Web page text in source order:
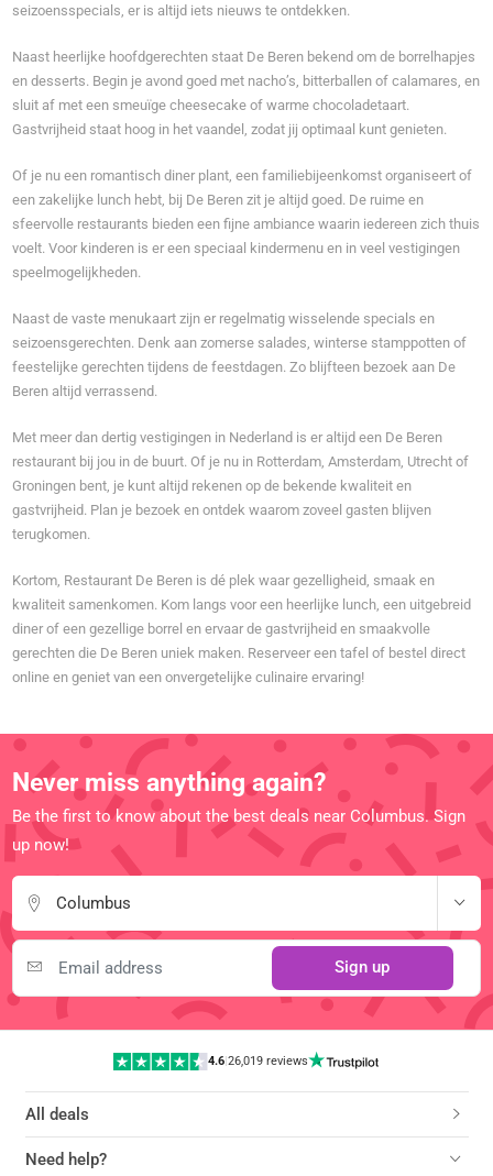
seizoensspecials, er is altijd iets nieuws te ontdekken.
Naast heerlijke hoofdgerechten staat De Beren bekend om de borrelhapjes
en desserts. Begin je avond goed met nacho’s, bitterballen of calamares, en
sluit af met een smeuïge cheesecake of warme chocoladetaart.
Gastvrijheid staat hoog in het vaandel, zodat jij optimaal kunt genieten.
Of je nu een romantisch diner plant, een familiebijeenkomst organiseert of
een zakelijke lunch hebt, bij De Beren zit je altijd goed. De ruime en
sfeervolle restaurants bieden een fijne ambiance waarin iedereen zich thuis
voelt. Voor kinderen is er een speciaal kindermenu en in veel vestigingen
speelmogelijkheden.
Naast de vaste menukaart zijn er regelmatig wisselende specials en
seizoensgerechten. Denk aan zomerse salades, winterse stamppotten of
feestelijke gerechten tijdens de feestdagen. Zo blijfteen bezoek aan De
Beren altijd verrassend.
Met meer dan dertig vestigingen in Nederland is er altijd een De Beren
restaurant bij jou in de buurt. Of je nu in Rotterdam, Amsterdam, Utrecht of
Groningen bent, je kunt altijd rekenen op de bekende kwaliteit en
gastvrijheid. Plan je bezoek en ontdek waarom zoveel gasten blijven
terugkomen.
Kortom, Restaurant De Beren is dé plek waar gezelligheid, smaak en
kwaliteit samenkomen. Kom langs voor een heerlijke lunch, een uitgebreid
diner of een gezellige borrel en ervaar de gastvrijheid en smaakvolle
gerechten die De Beren uniek maken. Reserveer een tafel of bestel direct
online en geniet van een onvergetelijke culinaire ervaring!
Never miss anything again?
Be the first to know about the best deals near Columbus. Sign
up now!
Columbus
Sign up
4.6| 26,019 reviews
All deals
Need help?